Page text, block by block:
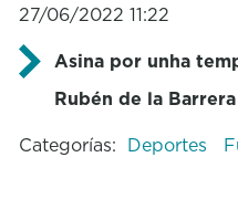
27/06/2022 11:22
Asina por unha
Rubén de la Barrera
Categorías: Deportes